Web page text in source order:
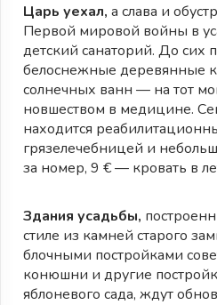
Царь уехал, а слава и
Первой мировой войны в
детский санаторий. До сих
белоснежные деревянные
солнечных ванн — на тот
новшеством в медицине.
находится
грязелечебницей и
за номер, 9 € — кровать в
Здания усадьбы,
стиле из камней старого
блочными постройками
конюшни и другие
яблоневого сада, ждут